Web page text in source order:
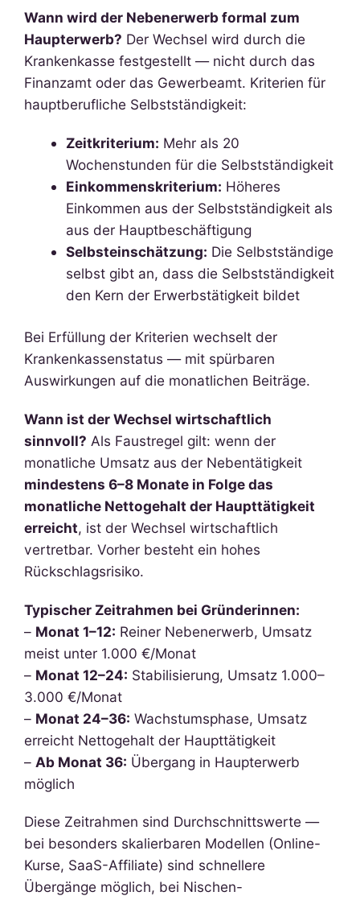
Wann wird der Nebenerwerb formal zum
Haupterwerb? Der Wechsel wird durch die
Krankenkasse festgestellt — nicht durch das
Finanzamt oder das Gewerbeamt. Kriterien für
hauptberufliche Selbstständigkeit:
Zeitkriterium: Mehr als 20
Wochenstunden für die Selbstständigkeit
Einkommenskriterium: Höheres
Einkommen aus der Selbstständigkeit als
aus der Hauptbeschäftigung
Selbsteinschätzung: Die Selbstständige
selbst gibt an, dass die Selbstständigkeit
den Kern der Erwerbstätigkeit bildet
Bei Erfüllung der Kriterien wechselt der
Krankenkassenstatus — mit spürbaren
Auswirkungen auf die monatlichen Beiträge.
Wann ist der Wechsel wirtschaftlich
sinnvoll? Als Faustregel gilt: wenn der
monatliche Umsatz aus der Nebentätigkeit
mindestens 6–8 Monate in Folge das
monatliche Nettogehalt der Haupttätigkeit
erreicht, ist der Wechsel wirtschaftlich
vertretbar. Vorher besteht ein hohes
Rückschlagsrisiko.
Typischer Zeitrahmen bei Gründerinnen:
– Monat 1–12: Reiner Nebenerwerb, Umsatz
meist unter 1.000 €/Monat
– Monat 12–24: Stabilisierung, Umsatz 1.000–
3.000 €/Monat
– Monat 24–36: Wachstumsphase, Umsatz
erreicht Nettogehalt der Haupttätigkeit
– Ab Monat 36: Übergang in Haupterwerb
möglich
Diese Zeitrahmen sind Durchschnittswerte —
bei besonders skalierbaren Modellen (Online-
Kurse, SaaS-Affiliate) sind schnellere
Übergänge möglich, bei Nischen-